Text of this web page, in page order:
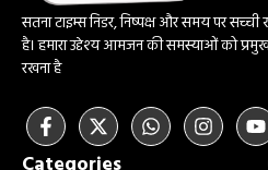
सतना टाइम्स निडर, निष्पक्ष और समय पर
है। हमारा उद्देश्य आमजन की समस्याओं को
रखना है